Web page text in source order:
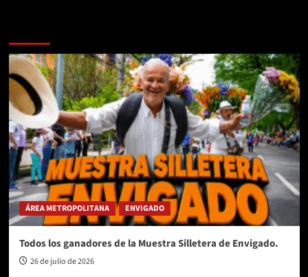
ÁREA METROPOLITANA ENVIGADO
Todos los ganadores de la Muestra Silletera de Envigado.
26 de julio de 2026